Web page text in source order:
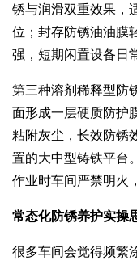
锈与润滑双重效果，
位；封存防锈油油膜
强，短期闲置设备日
第三种溶剂稀释型防
面形成一层硬质防护
粘附灰尘，长效防锈
置的大中型铸铁平台
作业时车间严禁明火
常态化防锈养护实操
很多车间会觉得频繁